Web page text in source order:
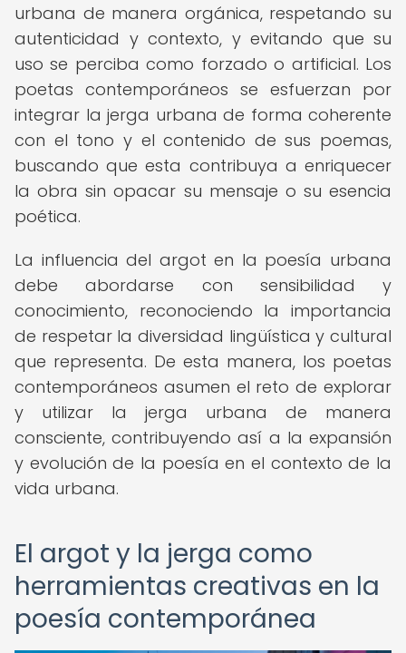
urbana de manera orgánica, respetando su
autenticidad y contexto, y evitando que su
uso se perciba como forzado o artificial. Los
poetas contemporáneos se esfuerzan por
integrar la jerga urbana de forma coherente
con el tono y el contenido de sus poemas,
buscando que esta contribuya a enriquecer
la obra sin opacar su mensaje o su esencia
poética.
La influencia del argot en la poesía urbana
debe abordarse con sensibilidad y
conocimiento, reconociendo la importancia
de respetar la diversidad lingüística y cultural
que representa. De esta manera, los poetas
contemporáneos asumen el reto de explorar
y utilizar la jerga urbana de manera
consciente, contribuyendo así a la expansión
y evolución de la poesía en el contexto de la
vida urbana.
El argot y la jerga como
herramientas creativas en la
poesía contemporánea